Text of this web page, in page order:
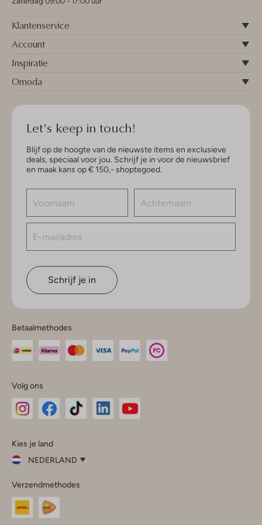
Klantenservice
Account
Inspiratie
Omoda
Let's keep in touch!
Blijf op de hoogte van de nieuwste items en exclusieve
deals, speciaal voor jou. Schrijf je in voor de nieuwsbrief
en maak kans op € 150,- shoptegoed.
Schrijf je in
Betaalmethodes
Volg ons
InstagramFacebook
Kies je land
NEDERLAND
je
land
Nederland
Verzendmethodes